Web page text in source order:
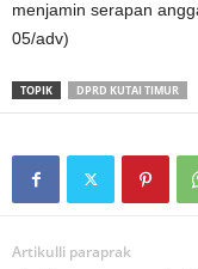
menjamin serapan
05/adv)
TOPIK DPRD KUTAI TIMUR
Artikulli paraprak